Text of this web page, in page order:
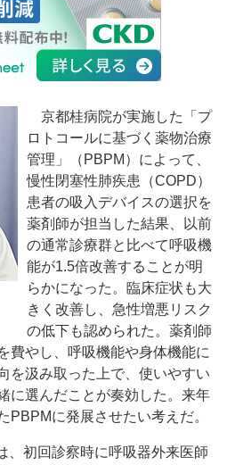
京都桂病院が実施した「プ
ロトコールに基づく薬物治療
管理」（PBPM）によって、
慢性閉塞性肺疾患（COPD）
患者の吸入デバイスの選択を
薬剤師が担当した結果、以前
の通常診療群と比べて呼吸機
能が1.5倍改善することが明
らかになった。臨床症状も大
きく改善し、急性増悪リスク
の低下も認められた。薬剤師
費やし、呼吸機能や身体機能に
を汲み取った上で、使いやすい
に選んだことが奏効した。来年
PBPMに発展させたい考えだ。
初回診察時に呼吸器外来医師